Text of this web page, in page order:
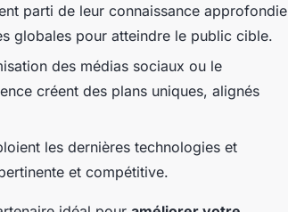
parti de leur connaissance approfondie
globales pour atteindre le public cible.
des médias sociaux ou le
créent des plans uniques, alignés
les dernières technologies et
et compétitive.